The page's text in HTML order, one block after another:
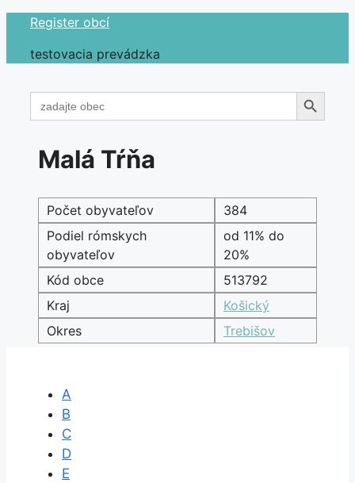
Preskočiť
obsah
Register obcí
testovacia prevádzka
Search
for:
Search Button
Malá Tŕňa
Počet obyvateľov
384
Podiel rómskych
obyvateľov
od 11% do
20%
Kód obce
513792
Kraj
Košický
Okres
Trebišov
A
B
C
D
E